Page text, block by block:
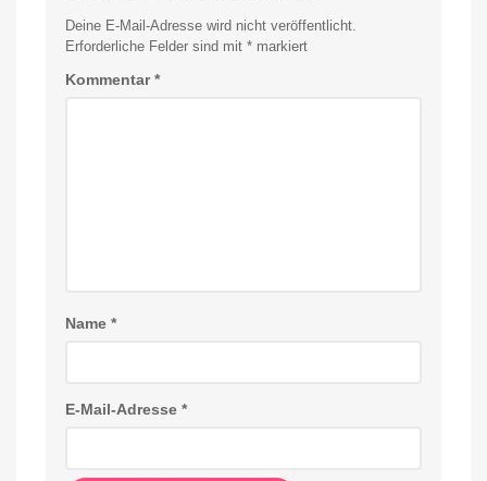
Deine E-Mail-Adresse wird nicht veröffentlicht.
Erforderliche Felder sind mit * markiert
Kommentar*
Name *
E-Mail-Adresse *